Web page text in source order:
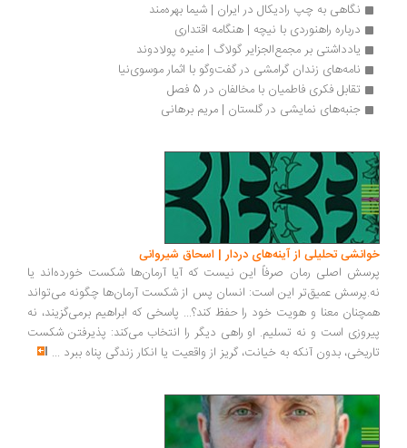
نگاهی به چپ رادیکال در ایران | شیما بهره‌مند
درباره راهنوردی با نیچه | هنگامه اقتداری
یادداشتی بر مجمع‌الجزایر گولاگ | منیره پولادوند
نامه‌های زندان گرامشی در گفت‌وگو با اثمار موسوی‌نیا
تقابل فکری فاطمیان با مخالفان در 5 فصل
جنبه‌های نمایشی در گلستان | مریم برهانی
خوانشی تحلیلی از آینه‌های دردار | اسحاق شیروانی
پرسش اصلی رمان صرفاً این نیست که آیا آرمان‌ها شکست خورده‌اند یا
نه.پرسش عمیق‌تر این است: انسان پس از شکست آرمان‌ها چگونه می‌تواند
همچنان معنا و هویت خود را حفظ کند؟... پاسخی که ابراهیم برمی‌گزیند، نه
پیروزی است و نه تسلیم. او راهی دیگر را انتخاب می‌کند: پذیرفتن شکست
تاریخی، بدون آنکه به خیانت، گریز از واقعیت یا انکار زندگی پناه ببرد ...